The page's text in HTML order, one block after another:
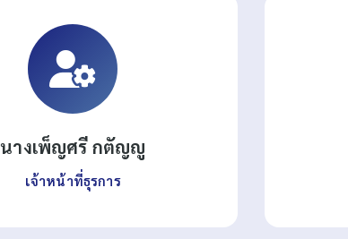
นางเพ็ญศรี กตัญญู
เจ้าหน้าที่ธุรการ